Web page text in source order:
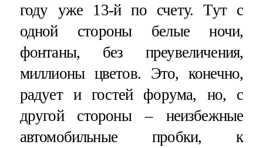
году уже 13-й по счету. Тут с
одной стороны белые ночи,
фонтаны, без преувеличения,
миллионы цветов. Это, конечно,
радует и гостей форума, но, с
другой стороны – неизбежные
автомобильные пробки, к